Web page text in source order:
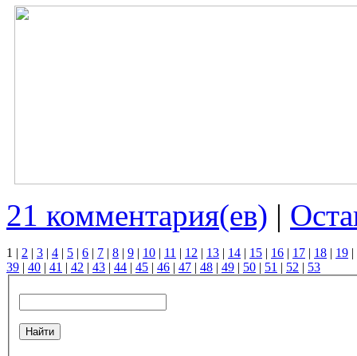
21 комментария(ев) |
1 | 2 | 3 | 4 | 5 | 6 | 7 | 8 | 9 | 10 | 11 | 12 | 13 | 14 | 15 | 16 | 17 | 18 | 19 |
39 | 40 | 41 | 42 | 43 | 44 | 45 | 46 | 47 | 48 | 49 | 50 | 51 | 52 | 53